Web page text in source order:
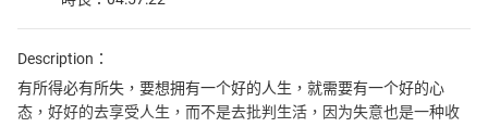
Description：
有所得必有所失，要想拥有一个好的人生，就需要有一个好的心
态，好好的去享受人生，而不是去批判生活，因为失意也是一种收